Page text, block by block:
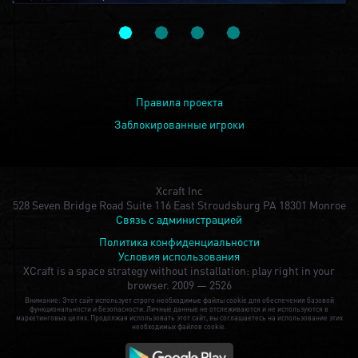
Правила проекта
Заблокированные игроки
Xcraft Inc
528 Seven Bridge Road Suite 116 East Stroudsburg PA 18301 Monroe
Связь с администрацией
Политика конфиденциальности
Условия использования
XCraft is a space strategy without installation: play right in your
browser. 2009 — 2526
Внимание: Этот сайт использует строго необходимые файлы cookie для обеспечения базовой
функциональности и безопасности. Личные данные не отслеживаются и не используются в
маркетинговых целях. Продолжая использовать этот сайт, вы соглашаетесь на использование этих
необходимых файлов cookie.